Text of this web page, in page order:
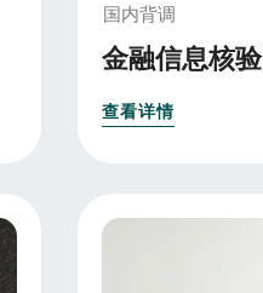
国内背调
金融信息核验
查看详情